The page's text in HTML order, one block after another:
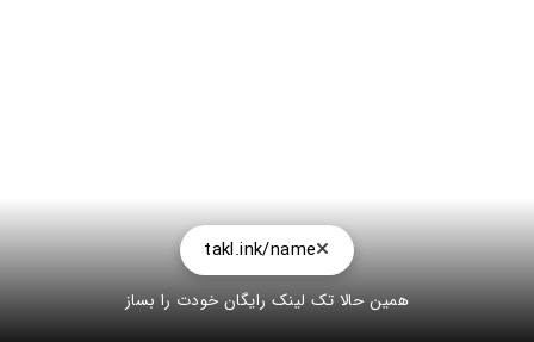
takl.ink/name
همین حالا تک لینک رایگان خودت را بساز